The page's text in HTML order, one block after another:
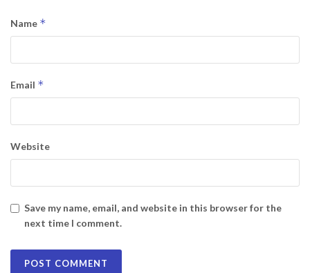
Name *
Email *
Website
Save my name, email, and website in this browser for the
next time I comment.